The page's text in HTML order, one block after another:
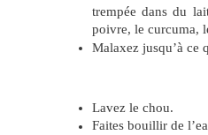
trempée dans du
poivre, le curcuma,
Malaxez jusqu’à ce
Lavez le chou.
Faites bouillir de